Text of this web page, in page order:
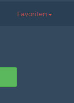
Favoriten